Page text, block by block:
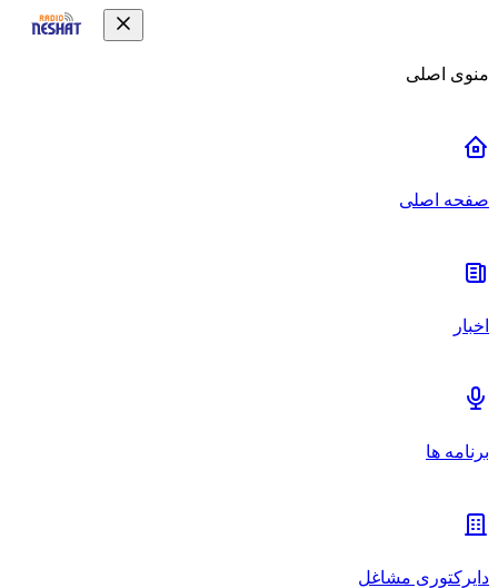
منوی اصلی
صفحه اصلی
اخبار
برنامه ها
دایرکتوری مشاغل